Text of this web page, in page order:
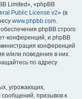
Limited», «phpBB
Public License v2» (в
www.phpbb.com.
phpBB строго
конференций, и phpBB
конференций
и/или поведения в них.
по адресу
угрожающих,
сообщений, призывов к